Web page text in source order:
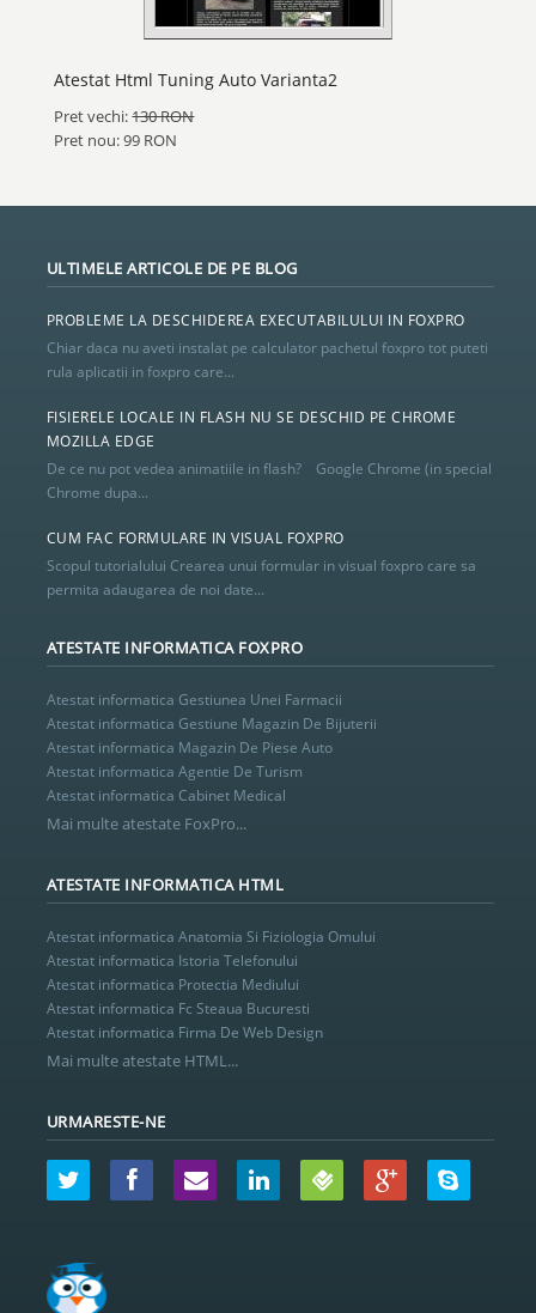
Atestat Html Tuning Auto Varianta2
Pret vechi:130 RON
Pret nou: 99 RON
ULTIMELE ARTICOLE DE PE BLOG
PROBLEME LA DESCHIDEREA EXECUTABILULUI IN FOXPRO
Chiar daca nu aveti instalat pe calculator pachetul foxpro tot puteti
rula aplicatii in foxpro care...
FISIERELE LOCALE IN FLASH NU SE DESCHID PE CHROME
MOZILLA EDGE
De ce nu pot vedea animatiile in flash? Google Chrome (in special
Chrome dupa...
CUM FAC FORMULARE IN VISUAL FOXPRO
Scopul tutorialului Crearea unui formular in visual foxpro care sa
permita adaugarea de noi date...
ATESTATE INFORMATICA FOXPRO
Atestat informatica Gestiunea Unei Farmacii
Atestat informatica Gestiune Magazin De Bijuterii
Atestat informatica Magazin De Piese Auto
Atestat informatica Agentie De Turism
Atestat informatica Cabinet Medical
Mai multe atestate FoxPro...
ATESTATE INFORMATICA HTML
Atestat informatica Anatomia Si Fiziologia Omului
Atestat informatica Istoria Telefonului
Atestat informatica Protectia Mediului
Atestat informatica Fc Steaua Bucuresti
Atestat informatica Firma De Web Design
Mai multe atestate HTML...
URMARESTE-NE